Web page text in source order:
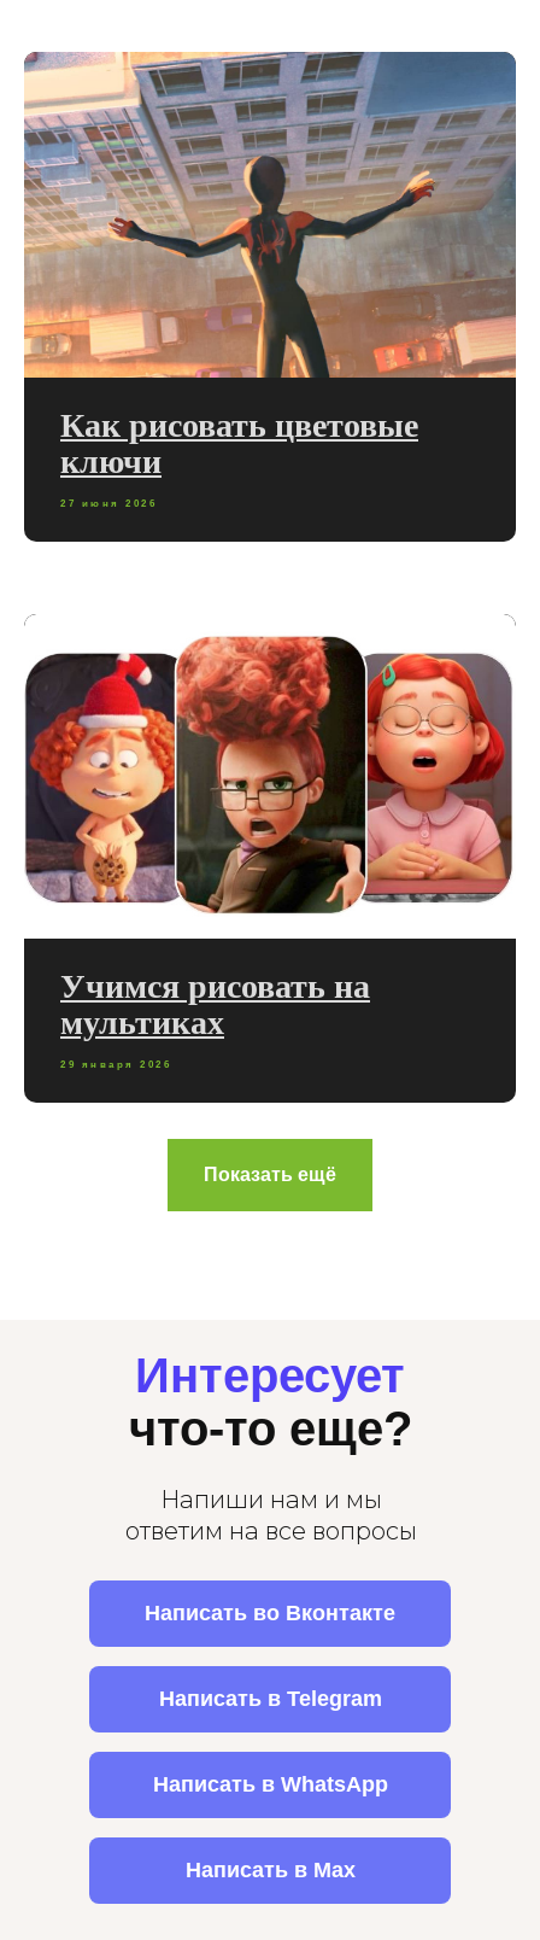
Как рисовать цветовые
ключи
27 июня 2026
Учимся рисовать на
мультиках
29 января 2026
Показать ещё
Интересует
что-то еще?
Напиши нам и мы
ответим на все вопросы
Написать во Вконтакте
Написать в Telegram
Написать в WhatsApp
Написать в Max